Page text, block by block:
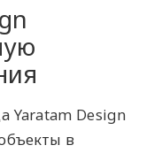
Yaratam Design
в